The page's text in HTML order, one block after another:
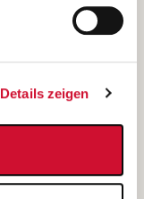
Details zeigen